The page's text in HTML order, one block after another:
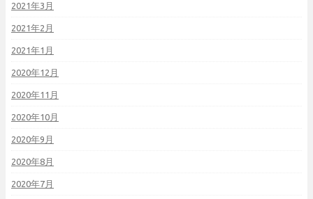
2021年3月
2021年2月
2021年1月
2020年12月
2020年11月
2020年10月
2020年9月
2020年8月
2020年7月